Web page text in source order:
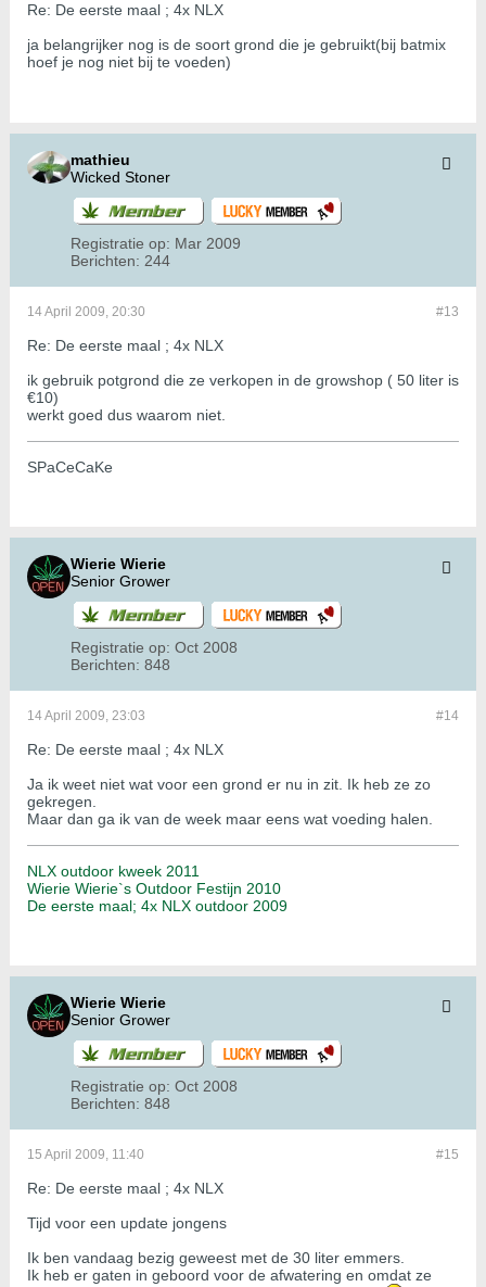
Re: De eerste maal ; 4x NLX
ja belangrijker nog is de soort grond die je gebruikt(bij batmix
hoef je nog niet bij te voeden)
mathieu
Wicked Stoner
Registratie op: Mar 2009
Berichten: 244
#13
14 April 2009, 20:30
Re: De eerste maal ; 4x NLX
ik gebruik potgrond die ze verkopen in de growshop ( 50 liter is
€10)
werkt goed dus waarom niet.
SPaCeCaKe
Wierie Wierie
Senior Grower
Registratie op: Oct 2008
Berichten: 848
#14
14 April 2009, 23:03
Re: De eerste maal ; 4x NLX
Ja ik weet niet wat voor een grond er nu in zit. Ik heb ze zo
gekregen.
Maar dan ga ik van de week maar eens wat voeding halen.
NLX outdoor kweek 2011
Wierie Wierie`s Outdoor Festijn 2010
De eerste maal; 4x NLX outdoor 2009
Wierie Wierie
Senior Grower
Registratie op: Oct 2008
Berichten: 848
#15
15 April 2009, 11:40
Re: De eerste maal ; 4x NLX
Tijd voor een update jongens
Ik ben vandaag bezig geweest met de 30 liter emmers.
Ik heb er gaten in geboord voor de afwatering en omdat ze